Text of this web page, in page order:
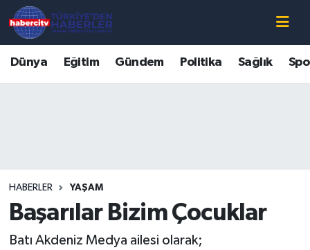
Dünya Eğitim Gündem Politika Sağlık
HABERLER YAŞAM
Başarılar Bizim Çocuklar
Batı Akdeniz Medya ailesi olarak;
Süper Lig Puan Durumu ve Fikstür